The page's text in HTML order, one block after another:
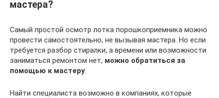
мастера?
Самый простой осмотр лотка порошкоприемника можно
провести самостоятельно, не вызывая мастера. Но если
требуется разбор стиралки, а времени или возможности
заниматься ремонтом нет, можно обратиться за
помощью к мастеру
Найти специалиста возможно в компаниях, которые